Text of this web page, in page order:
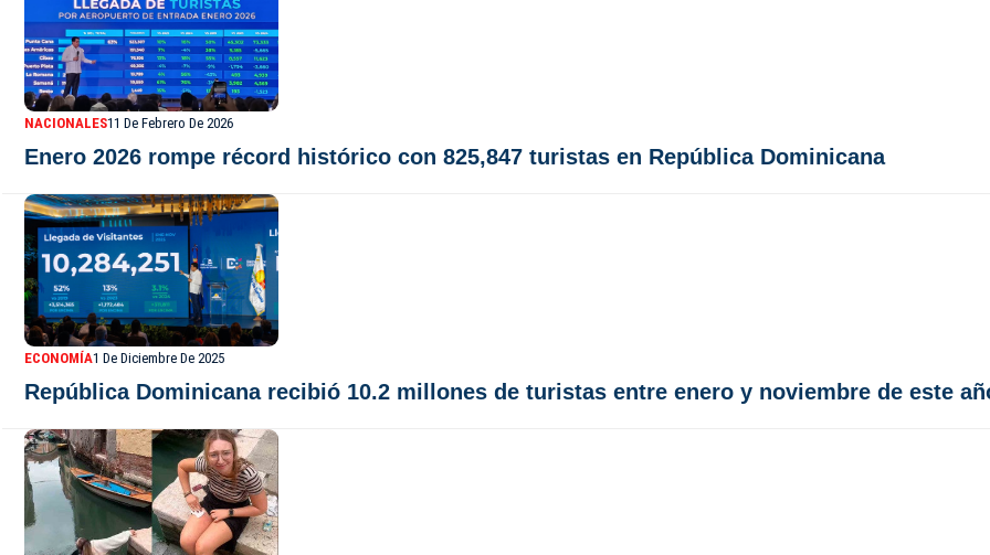
NACIONALES11 De Febrero De 2026
Enero 2026 rompe récord histórico con 825,847 turistas en República Dominicana
ECONOMÍA1 De Diciembre De 2025
República Dominicana recibió 10.2 millones de turistas entre enero y noviembre de este